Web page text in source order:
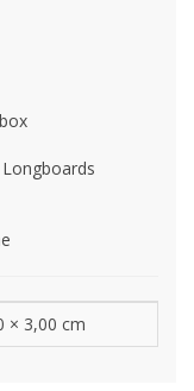
× 3,00 cm